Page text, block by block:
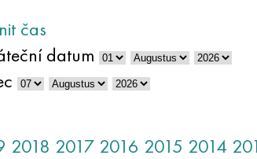
čas
datum
2018 2017 2016 2015 2014